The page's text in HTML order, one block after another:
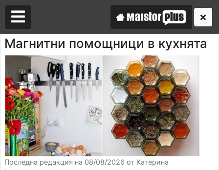
Магнитни помощници в кухнята
Последна редакция на 08/08/2026 от Катерина
Аз съм майстор
Търся майстор